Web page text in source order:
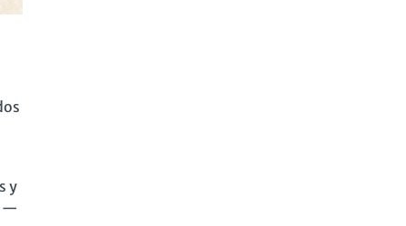
y
—